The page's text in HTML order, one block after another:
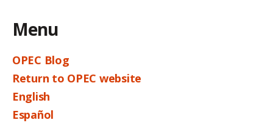
Menu
OPEC Blog
Return to OPEC website
English
Español